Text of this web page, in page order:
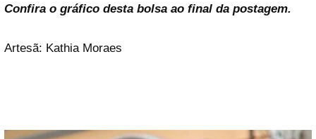
Confira o gráfico desta bolsa ao final da postagem.
Artesã: Kathia Moraes